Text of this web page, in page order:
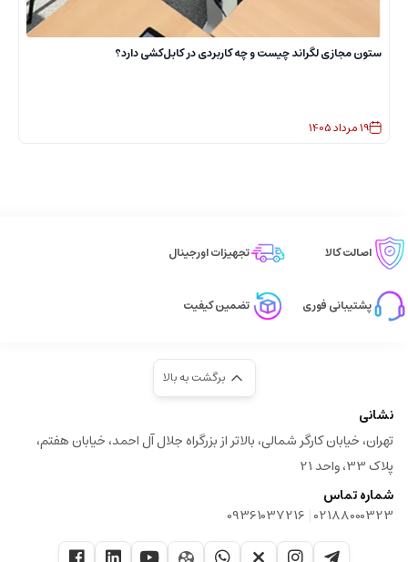
ستون مجازی لگراند چیست و چه کاربردی در کابل‌کشی دارد؟
19مرداد1405
اصالت کالا تجهیزات اورجینال
پشتیبانی فوری تضمین کیفیت
برگشت به بالا
نشانی
تهران، خیابان کارگر شمالی، بالاتر از بزرگراه جلال آل احمد، خیابان هفتم،
پلاک 33، واحد 21
شماره تماس
02188000323
|
09361037216